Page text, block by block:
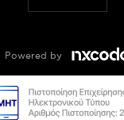
Powered by